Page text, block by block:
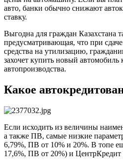
авто, банки обычно снижают
ставку.
Выгодна для граждан Казахстана
предусматривающая, что при
средства на утилизацию,
захочет купить новый автомобиль
автопроизводства.
Какое
Если исходить из величины
а также ПВ, самые низкие
6,79%, ПВ от 10% и 20%. В топе
17,6%, ПВ от 20%) и